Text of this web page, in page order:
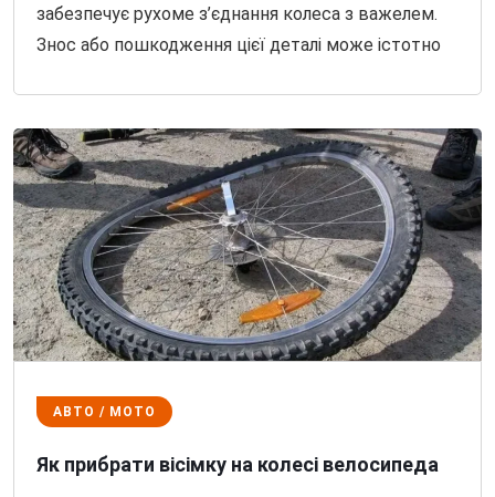
забезпечує рухоме з’єднання колеса з важелем.
Знос або пошкодження цієї деталі може істотно
АВТО / МОТО
Як прибрати вісімку на колесі велосипеда